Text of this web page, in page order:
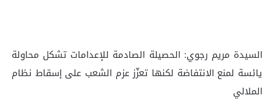
السيدة مريم رجوي: الحصيلة الصادمة للإعدامات تشكل محاولة
يائسة لمنع الانتفاضة لكنها تعزّز عزم الشعب على إسقاط نظام
الملالي